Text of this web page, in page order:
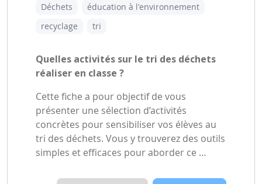
Déchets
éducation à l'environnement
recyclage
tri
Quelles activités sur le tri des déchets
réaliser en classe ?
Cette fiche a pour objectif de vous
présenter une sélection d’activités
concrètes pour sensibiliser vos élèves au
tri des déchets. Vous y trouverez des outils
simples et efficaces pour aborder ce …